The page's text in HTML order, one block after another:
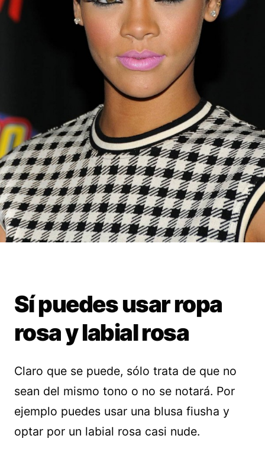
Sí puedes usar ropa
rosa y labial rosa
Claro que se puede, sólo trata de que no
sean del mismo tono o no se notará. Por
ejemplo puedes usar una blusa fiusha y
optar por un labial rosa casi nude.